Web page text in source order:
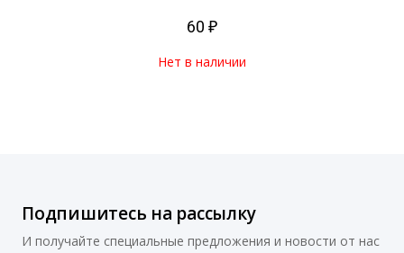
60 ₽
Нет в наличии
Подпишитесь на рассылку
И получайте специальные предложения и новости от нас